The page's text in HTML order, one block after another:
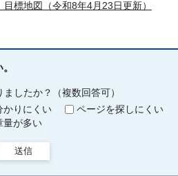
地図（令和8年4月23日更新）
したか？（複数回答可）
かりにくい
ページを探しにくい
量が多い
送信